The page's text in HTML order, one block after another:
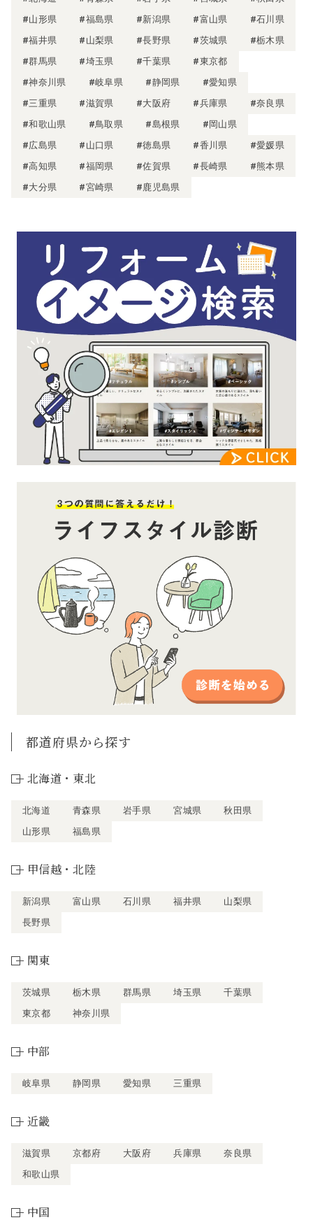
#山形県
#福島県 #新潟県 #富山県
#石川県
#福井県
#山梨県 #長野県 #茨城県
#栃木県
#群馬県
#埼玉県 #千葉県
#東京都
#神奈川県
#岐阜県 #静岡県
#愛知県
#三重県
#滋賀県 #大阪府 #兵庫県
#奈良県
#和歌山県
#鳥取県 #島根県
#岡山県
#広島県
#山口県 #徳島県 #香川県
#愛媛県
#高知県
#福岡県 #佐賀県 #長崎県
#熊本県
#大分県
#宮崎県 #鹿児島県
都道府県から探す
北海道・東北
北海道 青森県 岩手県 宮城県
秋田県
山形県
福島県
甲信越・北陸
新潟県 富山県 石川県 福井県
山梨県
長野県
関東
茨城県 栃木県 群馬県 埼玉県
千葉県
東京都
神奈川県
中部
岐阜県 静岡県 愛知県 三重県
近畿
滋賀県 京都府 大阪府 兵庫県
奈良県
和歌山県
中国